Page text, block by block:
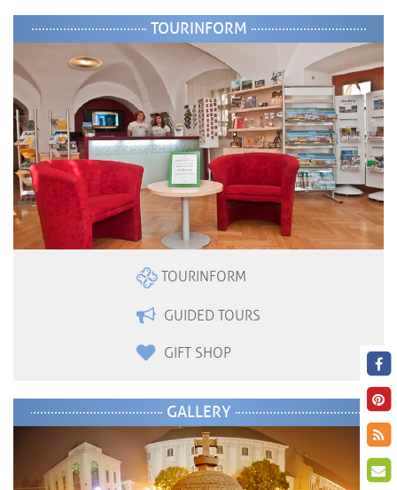
TOURINFORM
TOURINFORM
GUIDED TOURS
GIFT SHOP
GALLERY